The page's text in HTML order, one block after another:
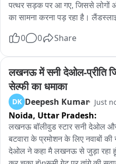
पत्थर सड़क पर आ गए, जिससे लोगों
का सामना करना पड़ रहा है।
यातायात बहाल करने की मांग की है।
सावधानी बरतने और संवेदनशील
0 0 Share
लखनऊ में सनी देओल-प्रीति
सेल्फी का धमाका
DK Deepesh Kumar Just
Noida, Uttar Pradesh:
लखनऊ बॉलीवुड स्टार सनी देओल
बटवारा के प्रमोशन के लिए नवाबों की
देओल ने कहा मै लखनऊ से जुड़ा रहा